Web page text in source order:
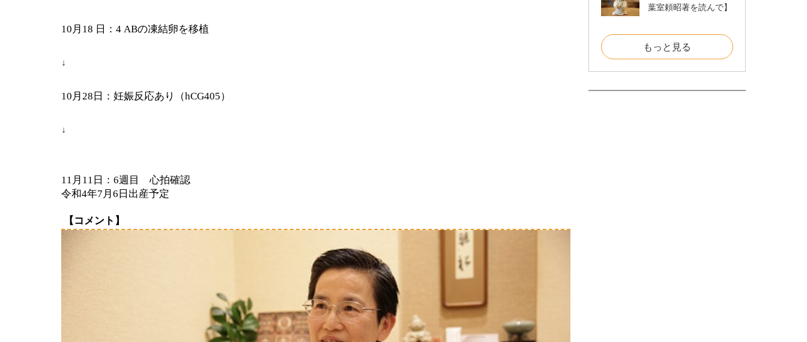
10 月 18 日： 4 ABの凍結卵を移植
↓
10 月 28 日：妊娠反応あり（hCG405）
↓
11 月 11 日： 6週目 心拍確認
令和4年7 月 6 日出産予定
【 コメント】
葉室頼昭著を読んで】
もっと見る